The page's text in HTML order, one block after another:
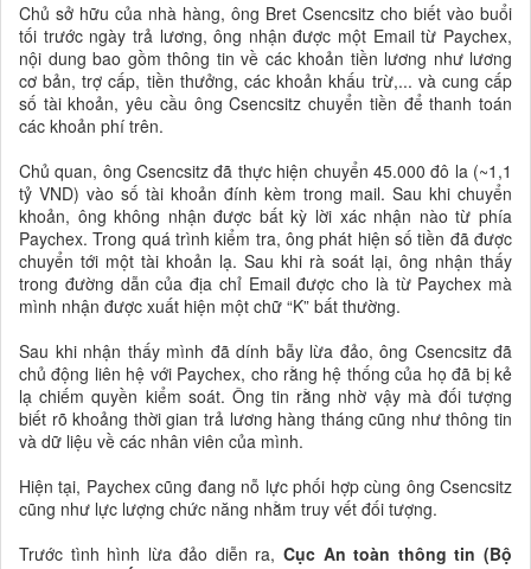
Chủ sở hữu của nhà hàng, ông Bret Csencsitz cho biết vào buổi
tối trước ngày trả lương, ông nhận được một Email từ Paychex,
nội dung bao gồm thông tin về các khoản tiền lương như lương
cơ bản, trợ cấp, tiền thưởng, các khoản khấu trừ,... và cung cấp
số tài khoản, yêu cầu ông Csencsitz chuyển tiền để thanh toán
các khoản phí trên.
Chủ quan, ông Csencsitz đã thực hiện chuyển 45.000 đô la (~1,1
tỷ VND) vào số tài khoản đính kèm trong mail. Sau khi chuyển
khoản, ông không nhận được bất kỳ lời xác nhận nào từ phía
Paychex. Trong quá trình kiểm tra, ông phát hiện số tiền đã được
chuyển tới một tài khoản lạ. Sau khi rà soát lại, ông nhận thấy
trong đường dẫn của địa chỉ Email được cho là từ Paychex mà
mình nhận được xuất hiện một chữ “K” bất thường.
Sau khi nhận thấy mình đã dính bẫy lừa đảo, ông Csencsitz đã
chủ động liên hệ với Paychex, cho rằng hệ thống của họ đã bị kẻ
lạ chiếm quyền kiểm soát. Ông tin rằng nhờ vậy mà đối tượng
biết rõ khoảng thời gian trả lương hàng tháng cũng như thông tin
và dữ liệu về các nhân viên của mình.
Hiện tại, Paychex cũng đang nỗ lực phối hợp cùng ông Csencsitz
cũng như lực lượng chức năng nhằm truy vết đối tượng.
Trước tình hình lừa đảo diễn ra,Cục An toàn thông tin (Bộ